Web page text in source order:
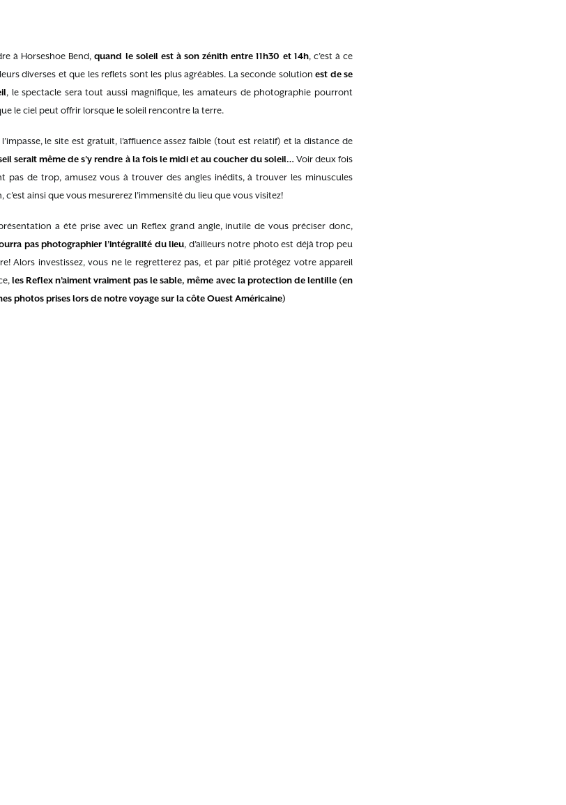
à Horseshoe Bend,quand le soleil est à son zénith entre 11h30 et 14h, c’est à ce
diverses et que les reflets sont les plus agréables. La seconde solutionest de se
, le spectacle sera tout aussi magnifique, les amateurs de photographie pourront
le ciel peut offrir lorsque le soleil rencontre la terre.
le site est gratuit, l’affluence assez faible (tout est relatif) et la distance de
serait même de s’y rendre à la fois le midi et au coucher du soleil… Voir deux fois
pas de trop, amusez vous à trouver des angles inédits, à trouver les minuscules
ainsi que vous mesurerez l’immensité du lieu que vous visitez!
a été prise avec un Reflex grand angle, inutile de vous préciser donc,
pas photographier l’intégralité du lieu, d’ailleurs notre photo est déjà trop peu
Alors investissez, vous ne le regretterez pas, et par pitié protégez votre appareil
les Reflex n’aiment vraiment pas le sable, même avec la protection de lentille (en
photos prises lors de notre voyage sur la côte Ouest Américaine)